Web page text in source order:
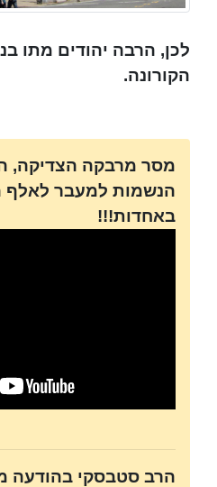
לכן, הרבה יהודים מתו
הקורונה.
מסר מרבקה הצדיקה,
הנשמות למעבר לאלף
באחדות!!!
הרב סטבסקי בהודעה